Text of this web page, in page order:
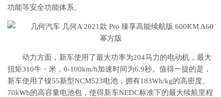
功能等安全功能体系。
动力方面，新车使用了最大功率为204马力的电动机，最大
扭矩310牛・米，0-100km/h加速时间为6.9秒。值得一提的是，
新车使用了镍55新型NCM523电池，拥有183Wh/kg的高密度、
70kWh的高容量电池包，使得新车NEDC标准下的最大续航里程